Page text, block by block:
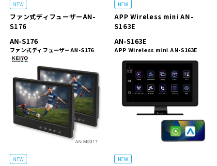
NEW
ファン式ディフューザーAN-
S176
AN-S176
ファン式ディフューザーAN-S176
NEW
APP Wireless mini AN-
S163E
AN-S163E
APP Wireless mini AN-S163E
NEW NEW